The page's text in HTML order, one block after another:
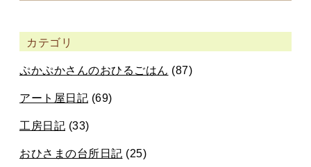
カテゴリ
ぷかぷかさんのおひるごはん (87)
アート屋日記 (69)
工房日記 (33)
おひさまの台所日記 (25)